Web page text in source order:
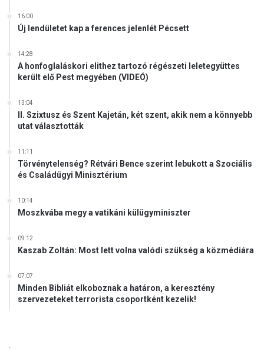
16:00
Új lendületet kap a ferences jelenlét Pécsett
14:28
A honfoglaláskori elithez tartozó régészeti leletegyüttes
került elő Pest megyében (VIDEÓ)
13:04
II. Szixtusz és Szent Kajetán, két szent, akik nem a könnyebb
utat választották
11:11
Törvénytelenség? Rétvári Bence szerint lebukott a Szociális
és Családügyi Minisztérium
10:14
Moszkvába megy a vatikáni külügyminiszter
09:12
Kaszab Zoltán: Most lett volna valódi szükség a közmédiára
07:07
Minden Bibliát elkoboznak a határon, a keresztény
szervezeteket terrorista csoportként kezelik!